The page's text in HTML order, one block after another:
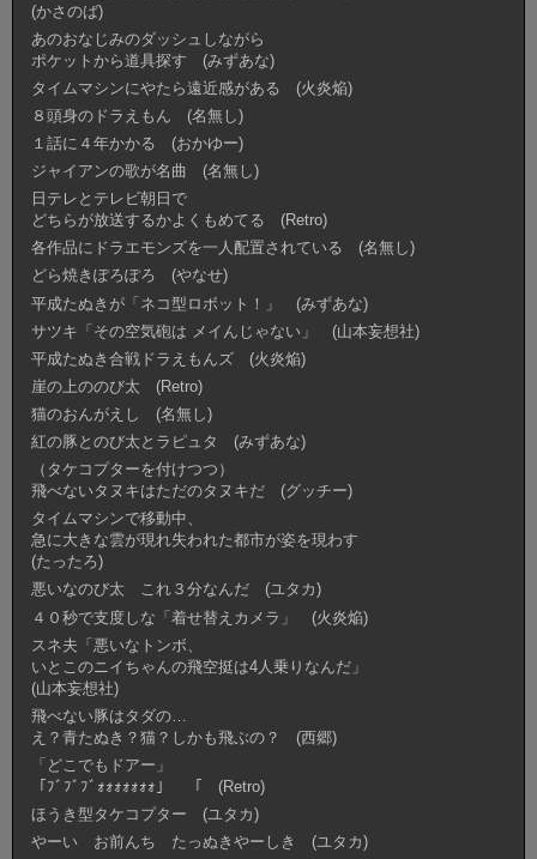
(かさのば)
あのおなじみのダッシュしながら
ポケットから道具探す (みずあな)
タイムマシンにやたら遠近感がある (火炎焔)
８頭身のドラえもん (名無し)
１話に４年かかる (おかゆー)
ジャイアンの歌が名曲 (名無し)
日テレとテレビ朝日で
どちらが放送するかよくもめてる (Retro)
各作品にドラエモンズを一人配置されている (名無し)
どら焼きぽろぽろ (やなせ)
平成たぬきが「ネコ型ロボット！」 (みずあな)
サツキ「その空気砲は メイんじゃない」 (山本妄想社)
平成たぬき合戦ドラえもんズ (火炎焔)
崖の上ののび太 (Retro)
猫のおんがえし (名無し)
紅の豚とのび太とラピュタ (みずあな)
（タケコプターを付けつつ）
飛べないタヌキはただのタヌキだ (グッチー)
タイムマシンで移動中、
急に大きな雲が現れ失われた都市が姿を現わす
(たったろ)
悪いなのび太 これ３分なんだ (ユタカ)
４０秒で支度しな「着せ替えカメラ」 (火炎焔)
スネ夫「悪いなトンボ、
いとこのニイちゃんの飛空挺は4人乗りなんだ」
(山本妄想社)
飛べない豚はタダの…
え？青たぬき？猫？しかも飛ぶの？ (西郷)
「どこでもドアー」
「ﾌﾞﾌﾞﾌﾞｫｫｫｫｫｫｫ」 「 (Retro)
ほうき型タケコプター (ユタカ)
やーい お前んち たっぬきやーしき (ユタカ)